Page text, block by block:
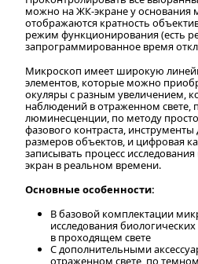
можно на ЖК-экране у основания
отображаются кратность
режим функционирования (есть
запрограммированное время
Микроскоп имеет широкую
элементов, которые можно
окуляры с разным увеличением,
наблюдений в отраженном свете,
люминесценции, по методу
фазового контраста,
размеров объектов, и цифровая
записывать процесс
экран в реальном времени.
Основные особенности:
В базовой комплектации
исследования
в проходящем свете
С дополнительными
отраженном свете, по